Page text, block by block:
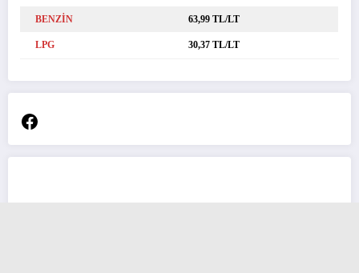
BENZİN 63,99 TL/LT
LPG 30,37 TL/LT
Facebook